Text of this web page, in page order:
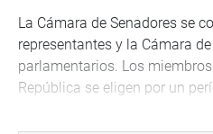
La Cámara de Senadores se
representantes y la Cámara
parlamentarios. Los
República se eligen por un